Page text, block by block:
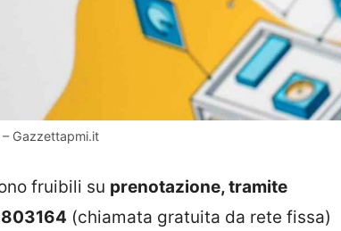
Gazzettapmi.it
fruibili su prenotazione, tramite
(chiamata gratuita da rete fissa)